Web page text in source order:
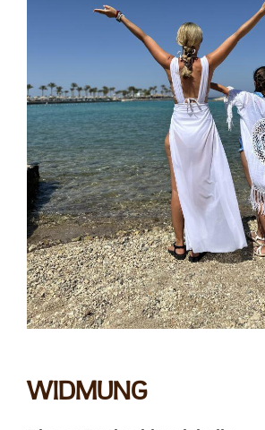
WIDMUNG